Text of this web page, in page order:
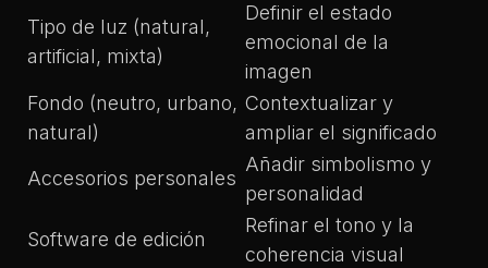
Tipo de luz (natural,
artificial, mixta)
Definir el estado
emocional de la
imagen
Fondo (neutro, urbano,
natural)
Contextualizar y
ampliar el significado
Accesorios personales
Añadir simbolismo y
personalidad
Software de edición
Refinar el tono y la
coherencia visual